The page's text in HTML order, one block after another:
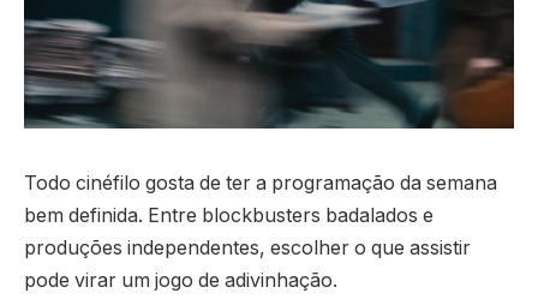
Todo cinéfilo gosta de ter a programação da semana
bem definida. Entre blockbusters badalados e
produções independentes, escolher o que assistir
pode virar um jogo de adivinhação.